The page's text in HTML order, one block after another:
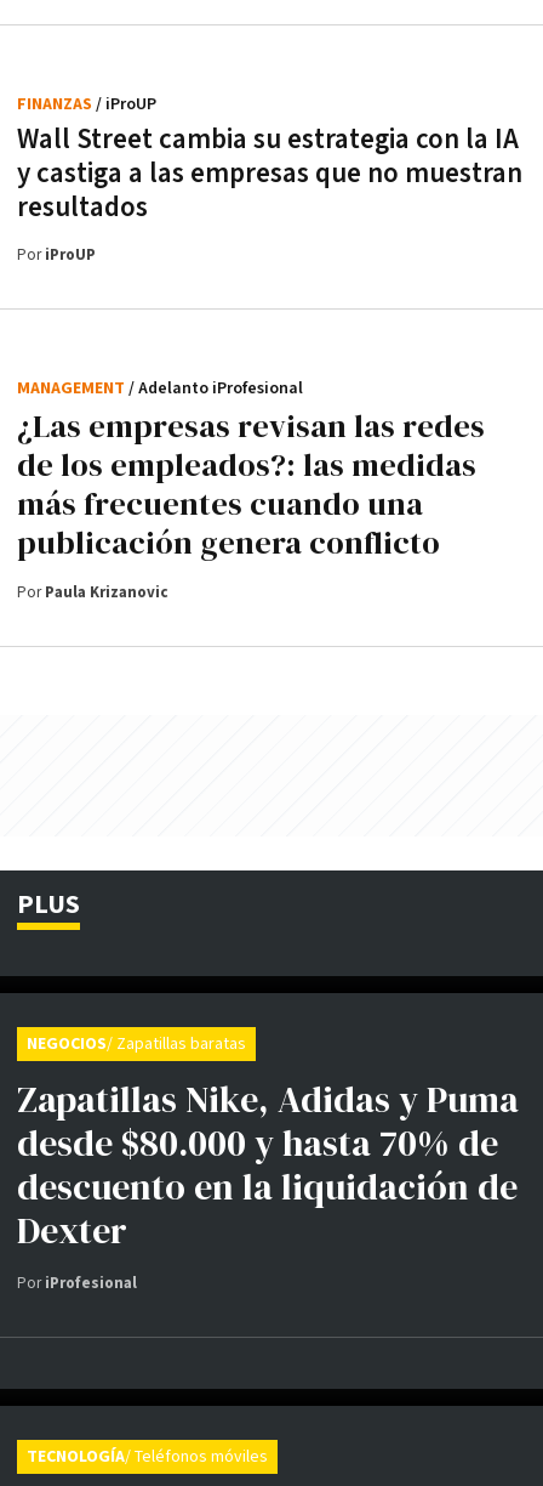
Wall Street cambia su estrategia con la IA
y castiga a las empresas que no muestran
resultados
FINANZAS / iProUP
PoriProUP
¿Las empresas revisan las redes
de los empleados?: las medidas
más frecuentes cuando una
publicación genera conflicto
MANAGEMENT / Adelanto iProfesional
PorPaula Krizanovic
PLUS
Zapatillas Nike, Adidas y Puma
desde $80.000 y hasta 70% de
descuento en la liquidación de
Dexter
NEGOCIOS/ Zapatillas baratas
PoriProfesional
TECNOLOGÍA/ Teléfonos móviles